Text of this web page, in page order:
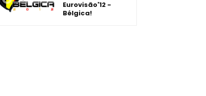
Eurovisão'12 -
Bélgica!